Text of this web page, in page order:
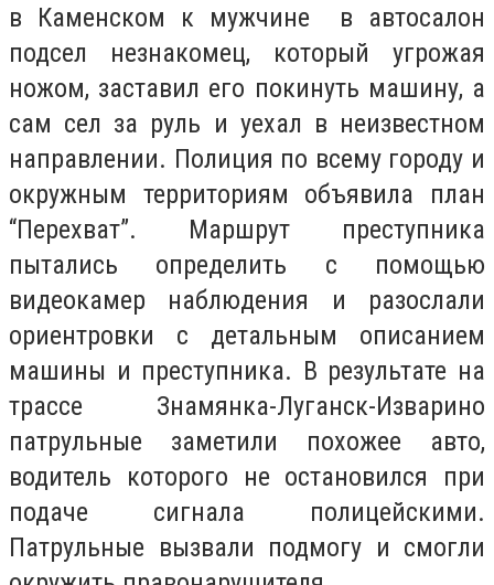
в Каменском к мужчине в автосалон
подсел незнакомец, который угрожая
ножом, заставил его покинуть машину, а
сам сел за руль и уехал в неизвестном
направлении. Полиция по всему городу и
окружным территориям объявила план
“Перехват”. Маршрут преступника
пытались определить с помощью
видеокамер наблюдения и разослали
ориентровки с детальным описанием
машины и преступника. В результате на
трассе Знамянка-Луганск-Изварино
патрульные заметили похожее авто,
водитель которого не остановился при
подаче сигнала полицейскими.
Патрульные вызвали подмогу и смогли